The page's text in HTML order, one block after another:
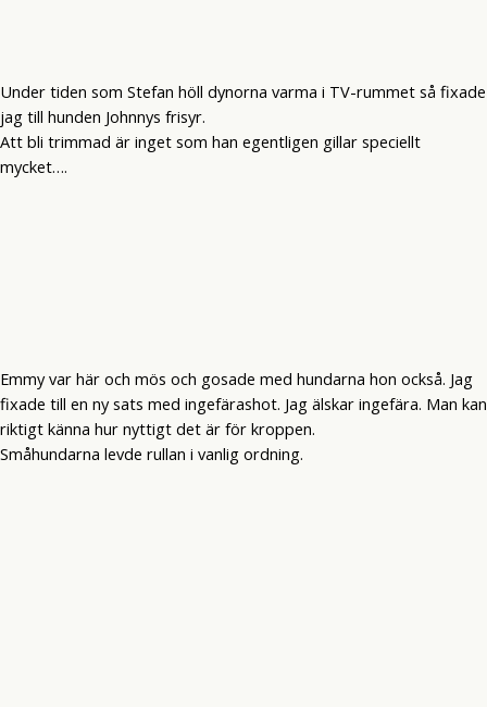
Under tiden som Stefan höll dynorna varma i TV-rummet så fixade
jag till hunden Johnnys frisyr.
Att bli trimmad är inget som han egentligen gillar speciellt
mycket….
Emmy var här och mös och gosade med hundarna hon också. Jag
fixade till en ny sats med ingefärashot. Jag älskar ingefära. Man kan
riktigt känna hur nyttigt det är för kroppen.
Småhundarna levde rullan i vanlig ordning.